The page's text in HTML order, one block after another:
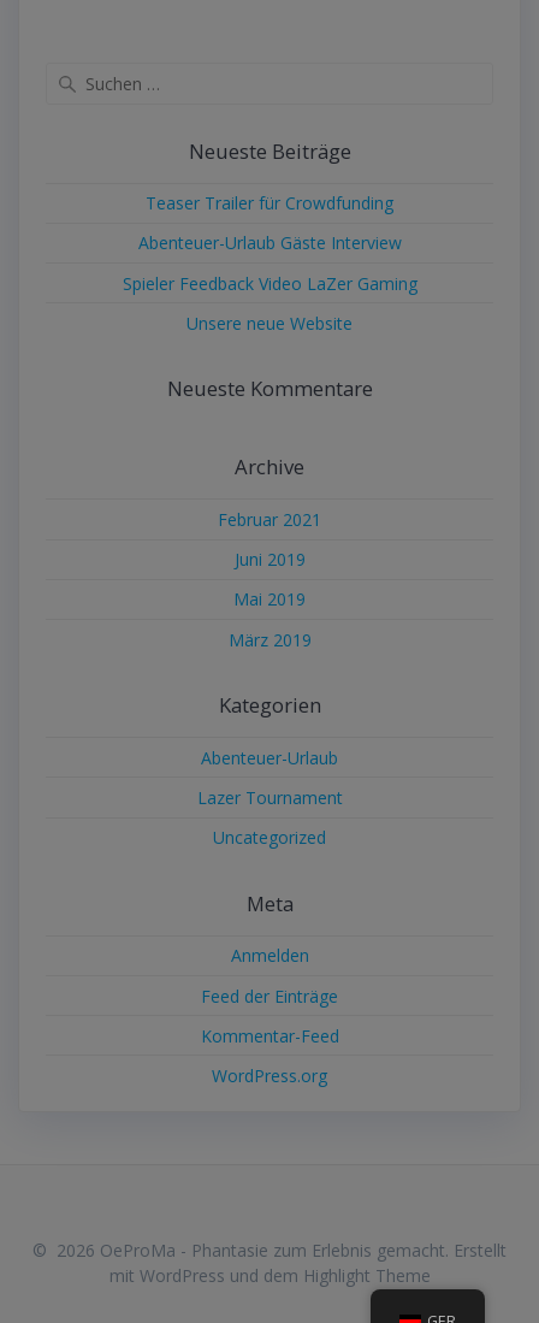
Neueste Beiträge
Teaser Trailer für Crowdfunding
Abenteuer-Urlaub Gäste Interview
Spieler Feedback Video LaZer Gaming
Unsere neue Website
Neueste Kommentare
Archive
Februar 2021
Juni 2019
Mai 2019
März 2019
Kategorien
Abenteuer-Urlaub
Lazer Tournament
Uncategorized
Meta
Anmelden
Feed der Einträge
Kommentar-Feed
WordPress.org
© 2026 OeProMa - Phantasie zum Erlebnis gemacht. Erstellt
mit WordPress und dem Highlight Theme